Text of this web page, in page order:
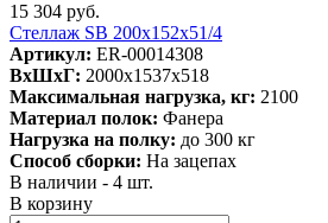
15 304 руб.
Стеллаж SB 200x152x51/4
Артикул: ER-00014308
ВxШxГ: 2000x1537x518
Максимальная нагрузка, кг: 2100
Материал полок: Фанера
Нагрузка на полку: до 300 кг
Способ сборки: На зацепах
В наличии - 4 шт.
В корзину